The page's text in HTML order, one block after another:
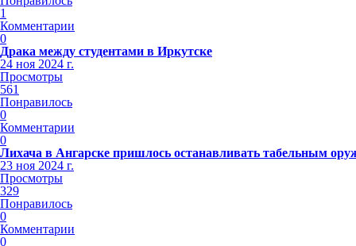
1
Комментарии
0
Драка между студентами в Иркутске
24 ноя 2024 г.
Просмотры
561
Понравилось
0
Комментарии
0
Лихача в Ангарске пришлось останавливать табельным
23 ноя 2024 г.
Просмотры
329
Понравилось
0
Комментарии
0